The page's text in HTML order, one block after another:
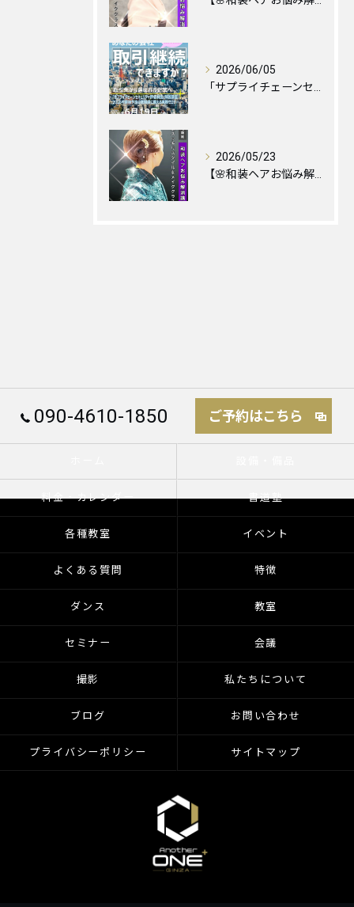
2026/06/05
2026/05/23
090-4610-1850 ご予約はこちら
料金・カレンダー 書道塾
各種教室 イベント
よくある質問 特徴
ダンス 教室
セミナー 会議
撮影 私たちについて
ブログ お問い合わせ
プライバシーポリシー サイトマップ